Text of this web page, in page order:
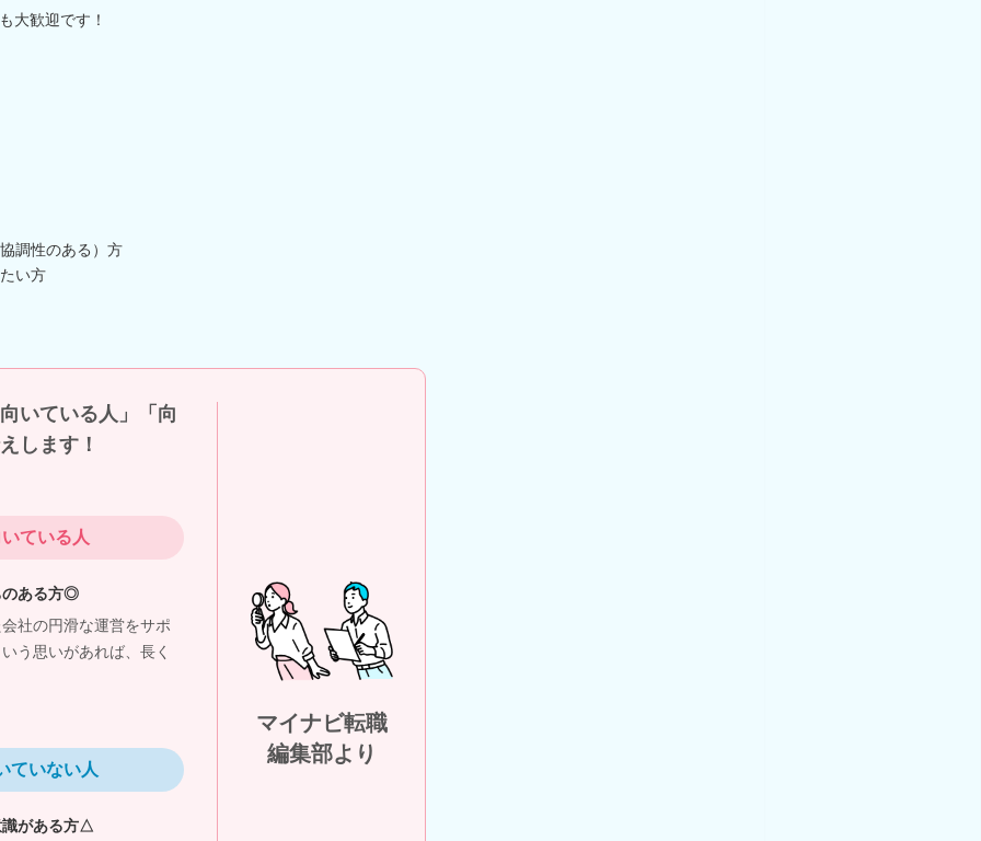
大歓迎です！
調性のある）方
い方
いている人」「向
します！
ている人
のある方◎
社の円滑な運営をサポ
う思いがあれば、長く
ていない人
識がある方△
マイナビ転職
編集部より